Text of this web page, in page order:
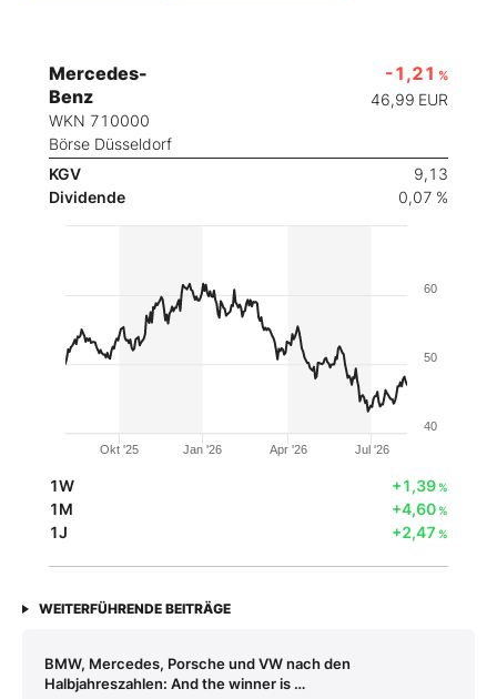
Mercedes-
Benz
WKN 710000
Börse Düsseldorf
-1,21 %
46,99 EUR
KGV
9,13
Dividende
0,07 %
Okt '25 Jan '26 Apr '26 Jul '26
40
50
60
1W +1,39%
1M +4,60%
1J +2,47 %
WEITERFÜHRENDE BEITRÄGE
BMW, Mercedes, Porsche und VW nach den
Halbjahreszahlen: And the winner is …